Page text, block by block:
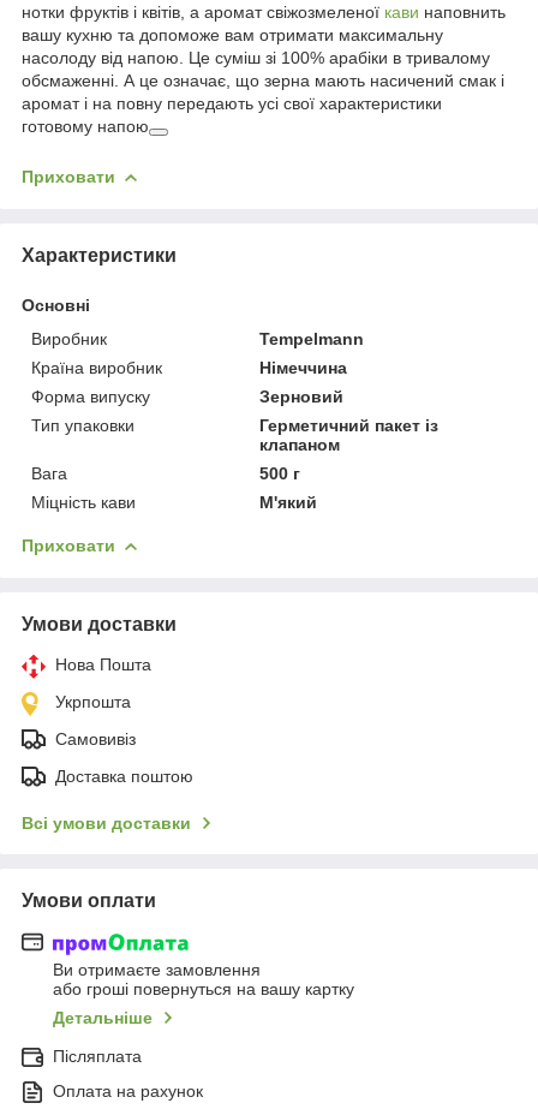
нотки фруктів і квітів, а аромат свіжозмеленої кави наповнить
вашу кухню та допоможе вам отримати максимальну
насолоду від напою. Це суміш зі 100% арабіки в тривалому
обсмаженні. А це означає, що зерна мають насичений смак і
аромат і на повну передають усі свої характеристики
готовому напою
Приховати
Характеристики
Основні
Виробник
Tempelmann
Країна виробник
Німеччина
Форма випуску
Зерновий
Тип упаковки
Герметичний пакет із
клапаном
Вага
500 г
Міцність кави
М'який
Приховати
Умови доставки
Нова Пошта
Укрпошта
Самовивіз
Доставка поштою
Всі умови доставки
Умови оплати
Ви отримаєте замовлення
або гроші повернуться на вашу картку
Детальніше
Післяплата
Оплата на рахунок